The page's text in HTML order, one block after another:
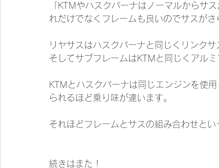
「KTMやハスクバーナはノーマルからサ
れだけでなくフレームも良いのでサスが
リヤサスはハスクバーナと同じくリンク
そしてサブフレームはKTMと同じくアル
KTMとハスクバーナは同じエンジンを使
られるほど乗り味が違います。
それほどフレームとサスの組み合わせと
続きはまた！